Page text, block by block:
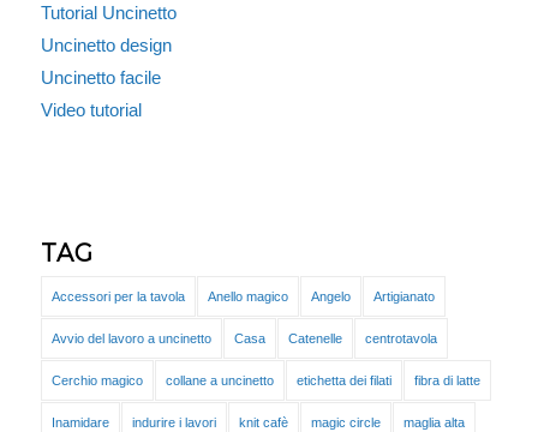
Tutorial Uncinetto
Uncinetto design
Uncinetto facile
Video tutorial
TAG
Accessori per la tavola Anello magico Angelo Artigianato
Avvio del lavoro a uncinetto Casa Catenelle centrotavola
Cerchio magico collane a uncinetto etichetta dei filati fibra di latte
Inamidare indurire i lavori knit cafè magic circle maglia alta